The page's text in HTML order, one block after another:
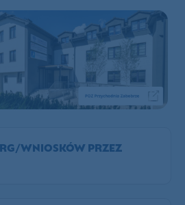
WNIOSKÓW PRZEZ